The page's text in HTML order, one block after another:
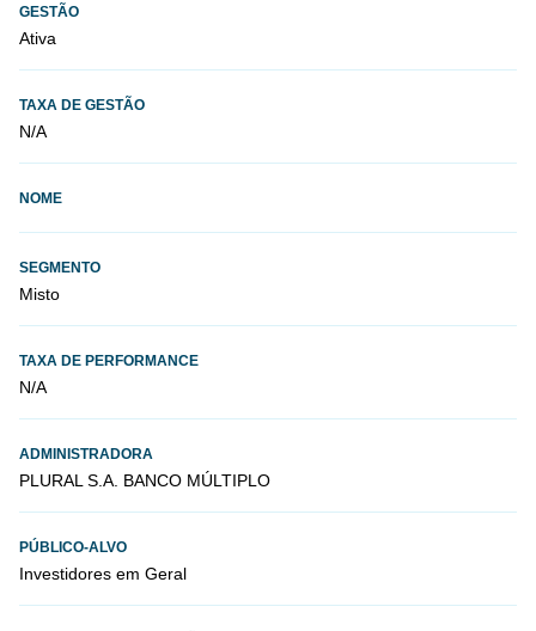
GESTÃO
Ativa
TAXA DE GESTÃO
N/A
NOME
SEGMENTO
Misto
TAXA DE PERFORMANCE
N/A
ADMINISTRADORA
PLURAL S.A. BANCO MÚLTIPLO
PÚBLICO-ALVO
Investidores em Geral